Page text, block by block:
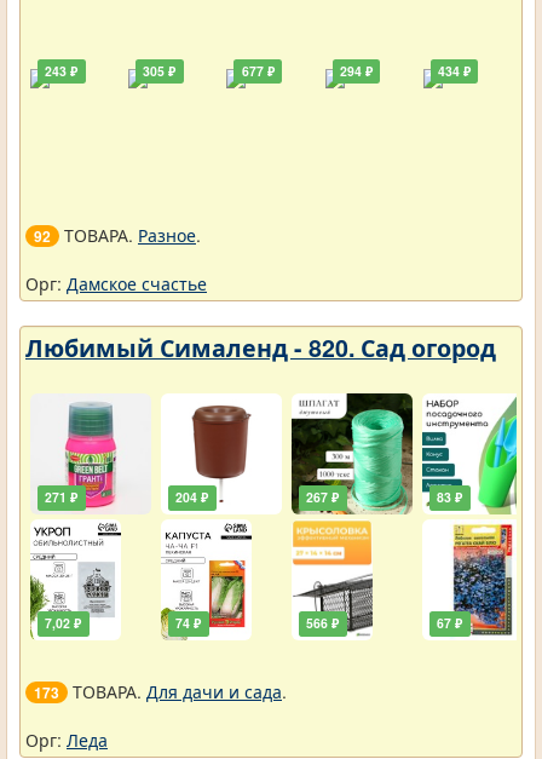
243 ₽ 305 ₽ 677 ₽ 294 ₽ 434 ₽
92 ТОВАРА. Разное.
Орг: Дамское счастье
Любимый Сималенд - 820. Сад огород
271 ₽
7,02 ₽
204 ₽
74 ₽
267 ₽
566 ₽
83 ₽
67 ₽
173 ТОВАРА. Для дачи и сада.
Орг: Леда